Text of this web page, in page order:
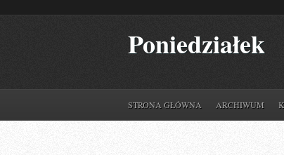
Poniedziałek
STRONA GŁÓWNA ARCHIWUM